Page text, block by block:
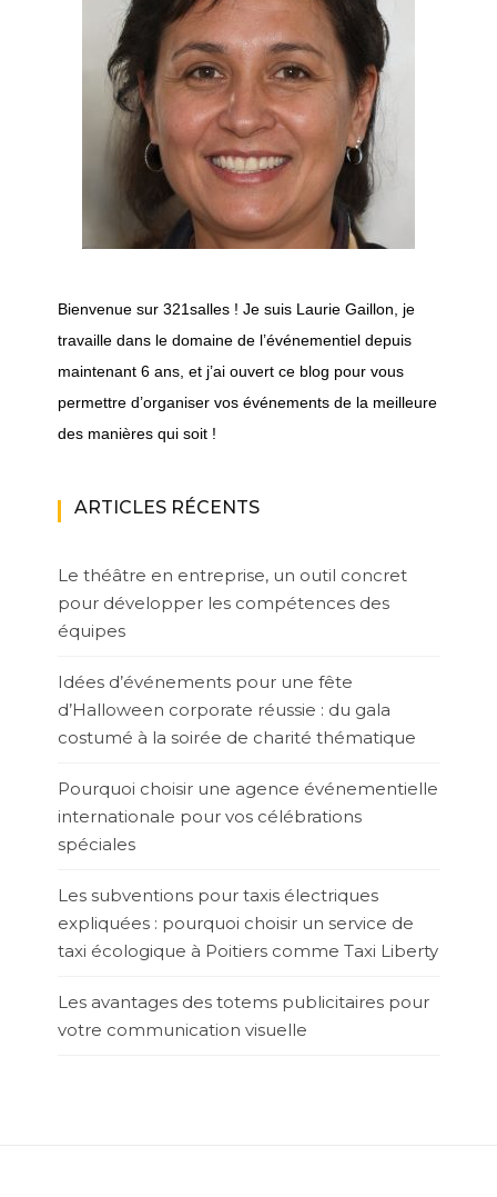
Bienvenue sur 321salles ! Je suis Laurie Gaillon, je
travaille dans le domaine de l’événementiel depuis
maintenant 6 ans, et j’ai ouvert ce blog pour vous
permettre d’organiser vos événements de la meilleure
des manières qui soit !
ARTICLES RÉCENTS
Le théâtre en entreprise, un outil concret
pour développer les compétences des
équipes
Idées d’événements pour une fête
d’Halloween corporate réussie : du gala
costumé à la soirée de charité thématique
Pourquoi choisir une agence événementielle
internationale pour vos célébrations
spéciales
Les subventions pour taxis électriques
expliquées : pourquoi choisir un service de
taxi écologique à Poitiers comme Taxi Liberty
Les avantages des totems publicitaires pour
votre communication visuelle